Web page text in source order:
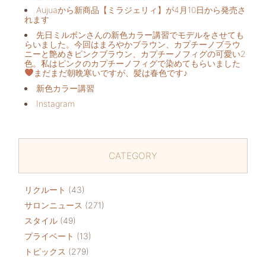
Aujuaから新商品【ミラジェリィ】が4月10日から発売さ
れます
先日ミルボンさんの新色カラー講習でモデルをさせても
らいました。今回はまろやかブラウン、カプチーノブラウ
ニーと艶めきピンクブラウン、カプチーノフィグの可愛い2
色。私はピンクのカプチーノフィグで染めてもらいました
まだまだ朝晩寒いですが、髪は春色です♪
新色カラー講習
Instagram
CATEGORY
リクルート (43)
サロンニュース (271)
スタイル (49)
プライベート (13)
トピックス (279)